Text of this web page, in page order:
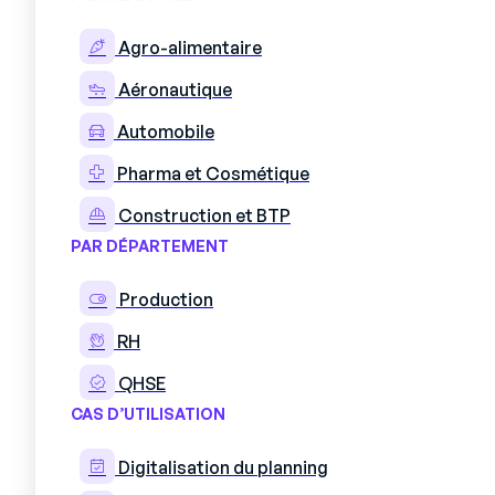
Agro-alimentaire
Aéronautique
Automobile
Pharma et Cosmétique
Construction et BTP
PAR DÉPARTEMENT
Production
RH
QHSE
CAS D’UTILISATION
Digitalisation du planning
Le temps long ne vient presque
du RH, formation au poste qui
dorment trois jours sur un bureau
représentent souvent plus de la
reste invisible parce qu’aucun
Un formateur capté quatre heures
une demi-journée de production
Selon l’
ralentissement devient mesurable
L’agroalimentaire concentre toutes
effet, le secteur emploie 9 % de sa
seul un quart des intérimaires de